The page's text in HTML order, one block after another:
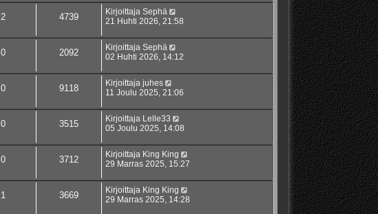
2 4739 Kirjoittaja Sephä
21 Huhti 2026, 21:58
0 2092 Kirjoittaja Sephä
02 Huhti 2026, 14:12
0 9118 Kirjoittaja juhes
11 Joulu 2025, 21:06
0 3515 Kirjoittaja Lelle33
05 Joulu 2025, 14:08
0 3712 Kirjoittaja King King
29 Marras 2025, 15:27
1 3669 Kirjoittaja King King
29 Marras 2025, 14:28